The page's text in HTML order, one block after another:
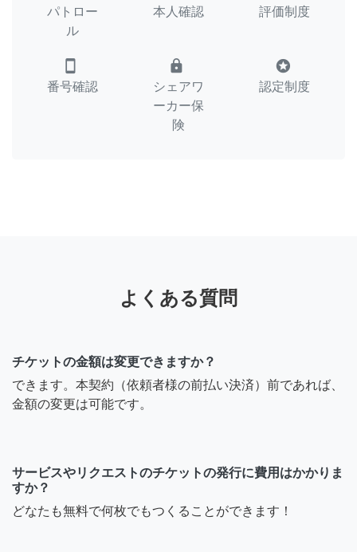
パトロー
ル
本人確認 評価制度
smartphone
番号確認
lock
シェアワ
ーカー保
険
stars
認定制度
よくある質問
チケットの金額は変更できますか？
できます。本契約（依頼者様の前払い決済）前であれば、
金額の変更は可能です。
サービスやリクエストのチケットの発行に費用はかかりま
すか？
どなたも無料で何枚でもつくることができます！